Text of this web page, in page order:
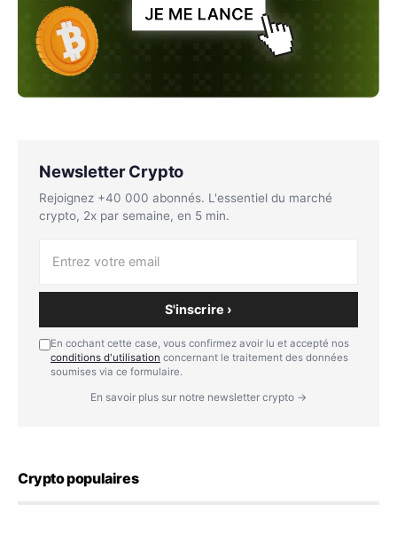
Newsletter Crypto
Rejoignez +40 000 abonnés. L'essentiel du marché
crypto, 2x par semaine, en 5 min.
S'inscrire ›
En cochant cette case, vous confirmez avoir lu et accepté nos
conditions d'utilisation concernant le traitement des données
soumises via ce formulaire.
En savoir plus sur notre newsletter crypto →
Crypto populaires